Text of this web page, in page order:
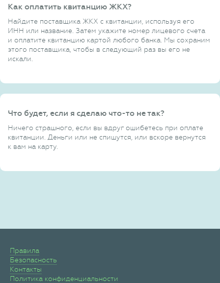
Как оплатить квитанцию ЖКХ?
Найдите поставщика ЖКХ с квитанции, используя его
ИНН или название. Затем укажите номер лицевого счета
и оплатите квитанцию картой любого банка. Мы сохраним
этого поставщика, чтобы в следующий раз вы его не
искали.
Что будет, если я сделаю что-то не так?
Ничего страшного, если вы вдруг ошибетесь при оплате
квитанции. Деньги или не спишутся, или вскоре вернутся
к вам на карту.
Правила
Безопасность
Контакты
Политика конфиденциальности